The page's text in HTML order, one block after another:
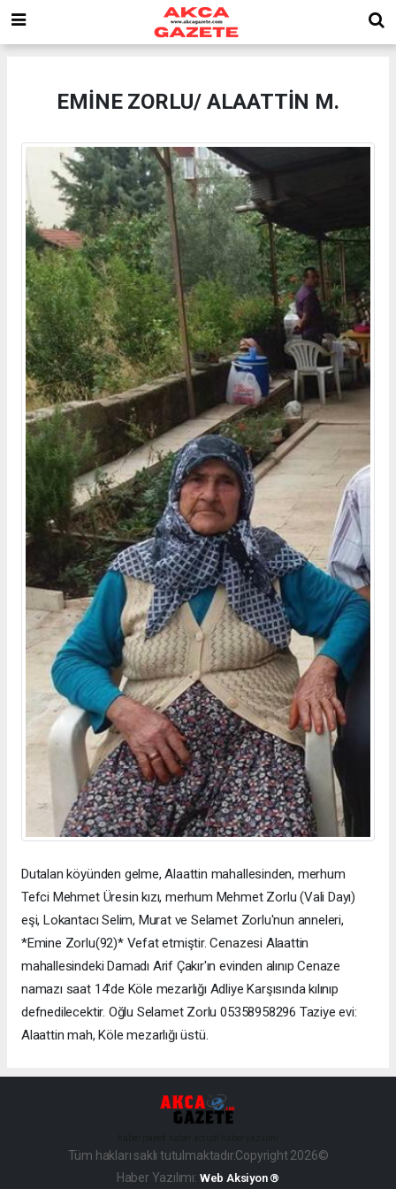
EMİNE ZORLU/ ALAATTİN M.
Dutalan köyünden gelme, Alaattin mahallesinden, merhum
Tefci Mehmet Üresin kızı, merhum Mehmet Zorlu (Vali Dayı)
eşi, Lokantacı Selim, Murat ve Selamet Zorlu'nun anneleri,
*Emine Zorlu(92)* Vefat etmiştir. Cenazesi Alaattin
mahallesindeki Damadı Arif Çakır'ın evinden alınıp Cenaze
namazı saat 14'de Köle mezarlığı Adliye Karşısında kılınıp
defnedilecektir. Oğlu Selamet Zorlu 05358958296 Taziye evi:
Alaattin mah, Köle mezarlığı üstü.
Tüm hakları saklı tutulmaktadır.Copyright 2026©
Haber Yazılımı: Web Aksiyon ®